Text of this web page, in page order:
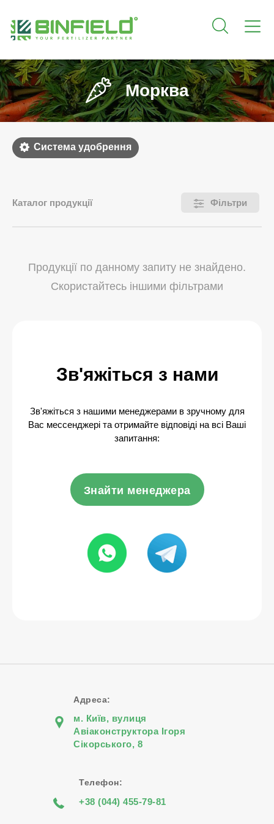
Морква
Система удобрення
Каталог продукції Фільтри
Продукції по данному запиту не знайдено.
Скористайтесь іншими фільтрами
Зв'яжіться з нами
Зв'яжіться з нашими менеджерами в зручному для
Вас мессенджері та отримайте відповіді на всі Ваші
запитання:
Знайти менеджера
Адреса:
м. Київ, вулиця
Авіаконструктора Iгоря
Сiкорського, 8
Телефон:
+38 (044) 455-79-81